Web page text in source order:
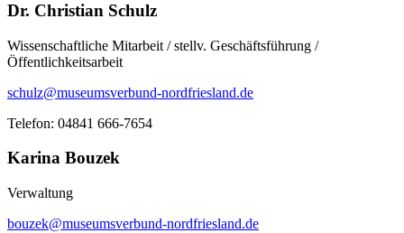
Dr. Christian Schulz
Wissenschaftliche Mitarbeit / stellv. Geschäftsführung /
Öffentlichkeitsarbeit
schulz@museumsverbund-nordfriesland.de
Telefon: 04841 666-7654
Karina Bouzek
Verwaltung
bouzek@museumsverbund-nordfriesland.de